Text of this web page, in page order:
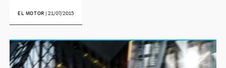
EL MOTOR | 21/07/2015